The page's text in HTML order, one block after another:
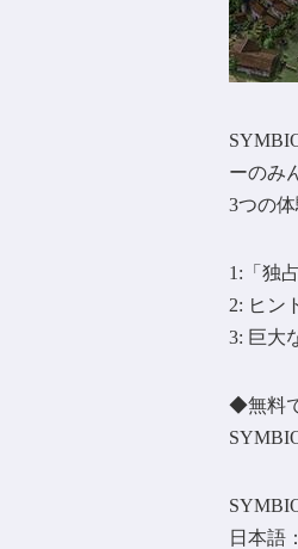
ーのみ
3つの
1:「独
2: ヒン
3: 巨大
◆無料
日本語：